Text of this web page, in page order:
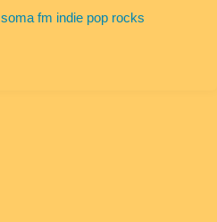
soma fm indie pop rocks